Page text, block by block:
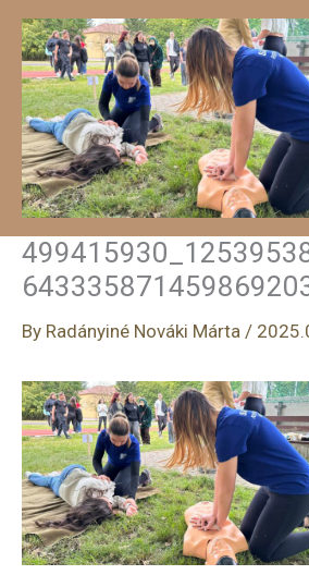
Skip
content
By Radányiné Nováki Márta /